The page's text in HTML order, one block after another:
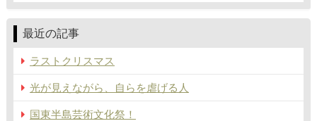
最近の記事
ラストクリスマス
光が見えながら、自らを虐げる人
国東半島芸術文化祭！